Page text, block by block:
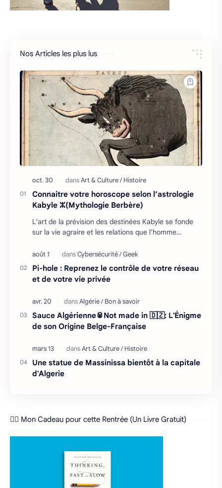
Nos Articles les plus lus
Connaitre votre horoscope selon l’astrologie
Kabyle ⵣ(Mythologie Berbère)
L’art de la prévision des destinées Kabyle se fonde
sur la vie agraire et les relations que l’homme
Pi-hole : Reprenez le contrôle de votre réseau
et de votre vie privée
Sauce Algérienne🥫Not made in 🇩🇿: L'Énigme
de son Origine Belge-Française
Une statue de Massinissa bientôt à la capitale
d'Algerie
❤️‍🔥 Mon Cadeau pour cette Rentrée (Un Livre Gratuit)